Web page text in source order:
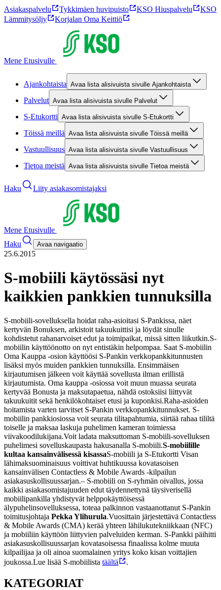
Asiakaspalvelu Tykkimäen huvipuisto KSO Hiuspalvelu
KSO
Lämmitysöljy
Korjalan Oma Keittiö
Mene Etusivulle
Ajankohtaista Avaa lista alisivuista sivulle Ajankohtaista
Palvelut Avaa lista alisivuista sivulle Palvelut
S-Etukortti Avaa lista alisivuista sivulle S-Etukortti
Töissä meillä Avaa lista alisivuista sivulle Töissä meillä
Vastuullisuus Avaa lista alisivuista sivulle Vastuullisuus
Tietoa meistä Avaa lista alisivuista sivulle Tietoa meistä
Haku Liity asiakasomistajaksi
Mene Etusivulle
Haku
Avaa navigaatio
25.6.2015
S-mobiili käytössäsi nyt
kaikkien pankkien tunnuksilla
S-mobiili-sovelluksella hoidat raha-asioitasi S-Pankissa, näet
kertyvän Bonuksen, arkistoit takuukuittisi ja löydät sinulle
kohdistetut rahanarvoiset edut ja toimipaikat, missä sitten liikutkin.S-
mobiilin käyttöönotto on nyt entistäkin helpompaa. Saat S-mobiilin
Oma Kauppa -osion käyttöösi S-Pankin verkkopankkitunnusten
lisäksi myös muiden pankkien tunnuksilla. Ensimmäisen
kirjautumisen jälkeen voit käyttää sovellusta ilman erillistä
kirjautumista. Oma kauppa -osiossa voit muun muassa seurata
kertyvää Bonusta ja maksutapaetua, nähdä ostoksiisi liittyvät
takuukuitit sekä henkilökohtaiset etusi ja kuponkisi.Raha-asioiden
hoitamista varten tarvitset S-Pankin verkkopankkitunnukset. S-
mobiilin pankkiosiossa voit seurata tilitapahtumia, siirtää rahaa tililtä
toiselle ja maksaa laskuja puhelimen kameran toimiessa
viivakoodilukijana.Voit ladata maksuttoman S-mobiili-sovelluksen
puhelimesi sovelluskaupasta hakusanalla S-mobiili.S-mobiilille
kultaa kansainvälisessä kisassaS-mobiili ja S-Etukortti Visan
lähimaksuominaisuus voittivat huhtikuussa kovatasoisen
kansainvälisen Contactless & Mobile Awards -kilpailun
asiakasuskollisuussarjan.– S-mobiili on S-ryhmän oivallus, jossa
kaikki asiakasomistajuuden edut täydennettynä täysiverisellä
mobiilipankilla yhdistyvät helppokäyttöisessä
älypuhelinsovelluksessa, toteaa palkinnon vastaanottanut S-Pankin
toimitusjohtaja Pekka Ylihurula.Vuosittain järjestettävä Contactless
& Mobile Awards (CMA) kerää yhteen lähilukutekniikkaan (NFC)
ja mobiiliin käyttöön liittyvien palveluiden kerman. S-Pankki päihitti
asiakasuskollisuussarjan kovatasoisessa finaalissa kolme muuta
kilpailijaa ja oli ainoa suomalainen yritys koko kisan voittajien
joukossa.Lue lisää S-mobiilista täältä .
KATEGORIAT